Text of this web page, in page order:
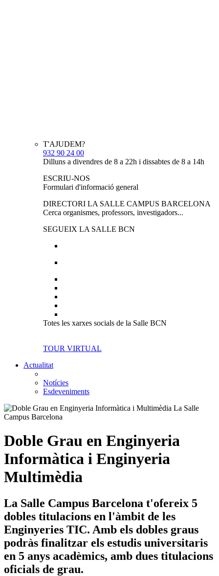
T'AJUDEM?
932 90 24 00
Dilluns a divendres de 8 a 22h i dissabtes de 8 a 14h
ESCRIU-NOS
Formulari d'informació general
DIRECTORI LA SALLE CAMPUS BARCELONA
Cerca organismes, professors, investigadors...
SEGUEIX LA SALLE BCN
Totes les xarxes socials de la Salle BCN
TOUR VIRTUAL
Actualitat
Notícies
Esdeveniments
Doble Grau en Enginyeria
Informàtica i Enginyeria
Multimèdia
La Salle Campus Barcelona t'ofereix 5
dobles titulacions en l'àmbit de les
Enginyeries TIC. Amb els dobles graus
podràs finalitzar els estudis universitaris
en 5 anys acadèmics, amb dues titulacions
oficials de grau.